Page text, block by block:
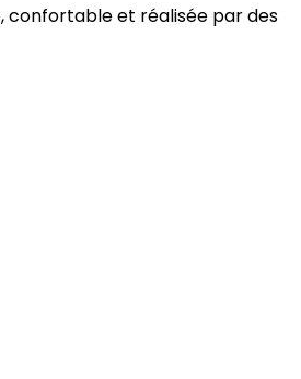
confortable et réalisée par des